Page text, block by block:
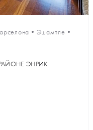
• Эшампле •
ЭНРИК